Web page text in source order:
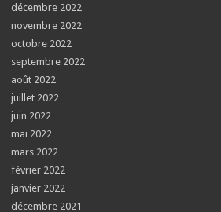
décembre 2022
novembre 2022
octobre 2022
septembre 2022
août 2022
juillet 2022
juin 2022
mai 2022
mars 2022
février 2022
janvier 2022
décembre 2021